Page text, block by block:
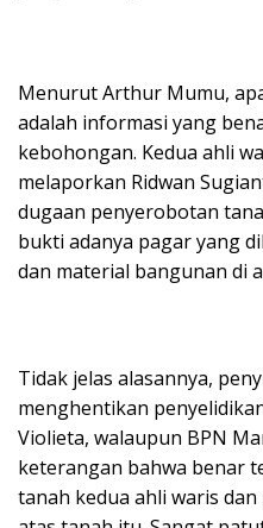
Menurut Arthur Mumu,
adalah informasi yang
kebohongan. Kedua ahli
melaporkan Ridwan
dugaan penyerobotan
bukti adanya pagar yang
dan material bangunan di
Tidak jelas alasannya,
menghentikan
Violieta, walaupun BPN
keterangan bahwa benar
tanah kedua ahli waris